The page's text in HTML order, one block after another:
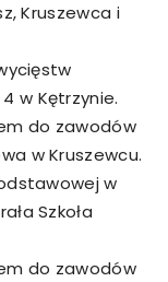
Kruszewca i
w Kętrzynie.
do zawodów
w Kruszewcu.
w
Szkoła
do zawodów